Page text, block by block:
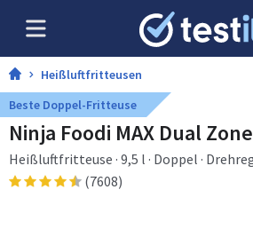
Heißluftfritteusen
Beste Doppel-Fritteuse
Ninja Foodi MAX Dual
Heißluftfritteuse · 9,5 l · Doppel ·
Eigenständig(7608)